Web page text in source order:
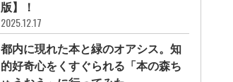
版】！
2025.12.17
都内に現れた本と緑のオアシス。知
的好奇心をくすぐられる「本の森ち